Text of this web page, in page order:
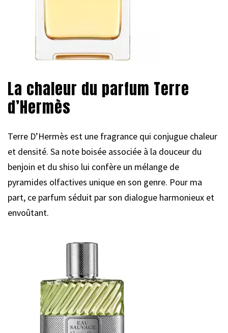
La chaleur du parfum Terre
d’Hermès
Terre D’Hermès est une fragrance qui conjugue chaleur
et densité. Sa note boisée associée à la douceur du
benjoin et du shiso lui confère un mélange de
pyramides olfactives unique en son genre. Pour ma
part, ce parfum séduit par son dialogue harmonieux et
envoûtant.